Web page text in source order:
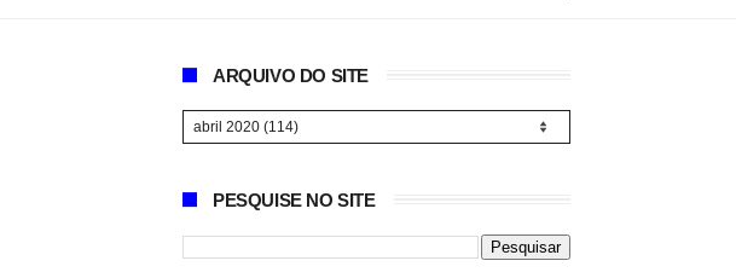
ARQUIVO DO SITE
PESQUISE NO SITE